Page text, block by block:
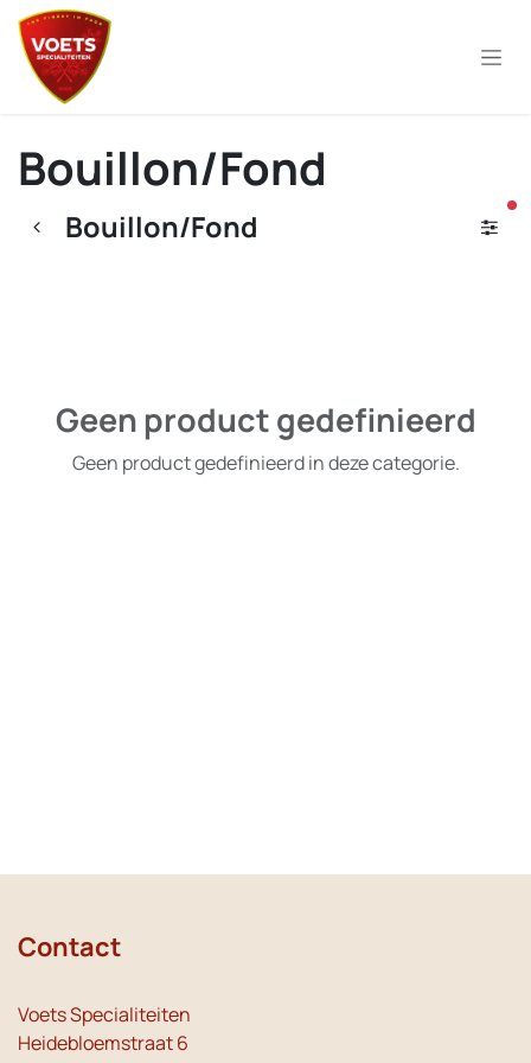
Overslaan naar inhoud
Bouillon/Fond
Bouillon/Fond
Geen product gedefinieerd
Geen product gedefinieerd in deze categorie.
Contact
Voets Specialiteiten
Heidebloemstraat 6